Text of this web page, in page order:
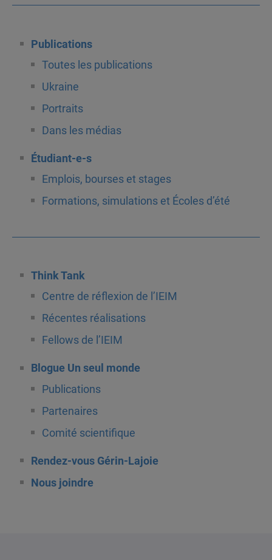
Publications
Toutes les publications
Ukraine
Portraits
Dans les médias
Étudiant-e-s
Emplois, bourses et stages
Formations, simulations et Écoles d’été
Think Tank
Centre de réflexion de l’IEIM
Récentes réalisations
Fellows de l’IEIM
Blogue Un seul monde
Publications
Partenaires
Comité scientifique
Rendez-vous Gérin-Lajoie
Nous joindre